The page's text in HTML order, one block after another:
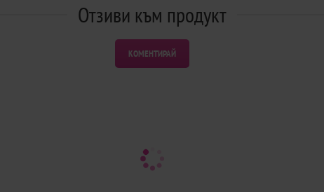
Отзиви към продукт
КОМЕНТИРАЙ